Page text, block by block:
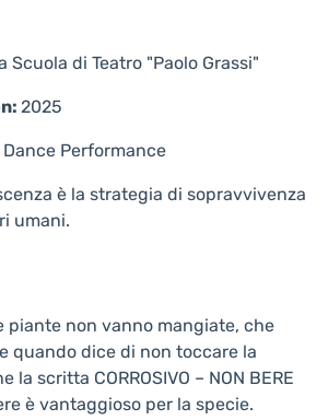
Scuola di Teatro "Paolo Grassi"
2025
Dance Performance
è la strategia di sopravvivenza
umani.
piante non vanno mangiate, che
quando dice di non toccare la
la scritta CORROSIVO – NON BERE
è vantaggioso per la specie.